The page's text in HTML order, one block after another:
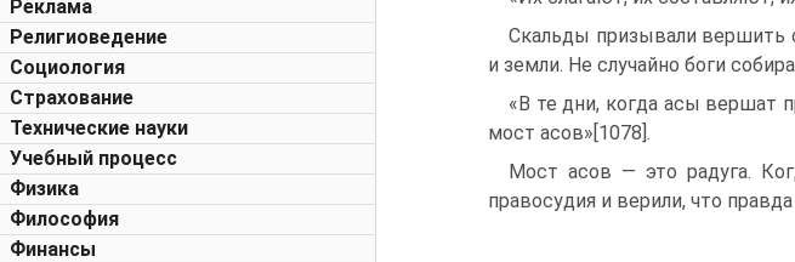
Реклама
Религиоведение
Социология
Страхование
Технические науки
Учебный процесс
Физика
Философия
Финансы
Скальды призывали вершить
и земли. Не случайно боги
«В те дни, когда асы вершат
мост асов»[1078].
Мост асов — это радуга.
правосудия и верили, что